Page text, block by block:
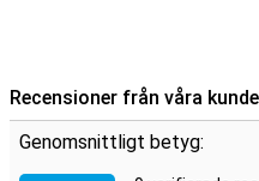
Recensioner från våra
Genomsnittligt betyg: